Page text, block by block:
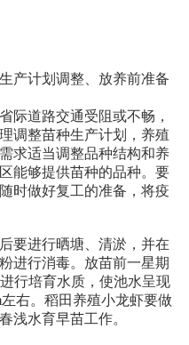
产计划调整、放养前准备
际道路交通受阻或不畅，
调整苗种生产计划，养殖
求适当调整品种结构和养
能够提供苗种的品种。要
时做好复工的准备，将疫
要进行晒塘、清淤，并在
进行消毒。放苗前一星期
行培育水质，使池水呈现
右。稻田养殖小龙虾要做
浅水育早苗工作。